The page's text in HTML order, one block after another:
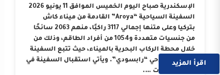
الإسكندرية صباح اليوم الخميس الموافق 11 يونيو 2026
السفينة السياحية “Aroya” القادمة من ميناء كاش
بتركيا وعلى متنها إجمالي 3117 راكبًا، منهم 2063 سائحًا
من جنسيات متعددة و1054 من أفراد الطاقم، وذلك من
خلال محطة الركاب البحرية بالميناء، حيث تتبع السفينة
الوكيل الملاحي “رابسودي”. ويأتي استقبال السفينة في
إطار النجاحات ….
اقرأ المزيد